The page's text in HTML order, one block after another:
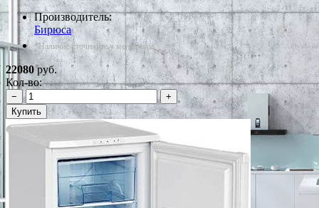
Производитель:
Бирюса
*Наличие уточняйте у менеджера
22080руб.
Кол-во:
−
+
Купить